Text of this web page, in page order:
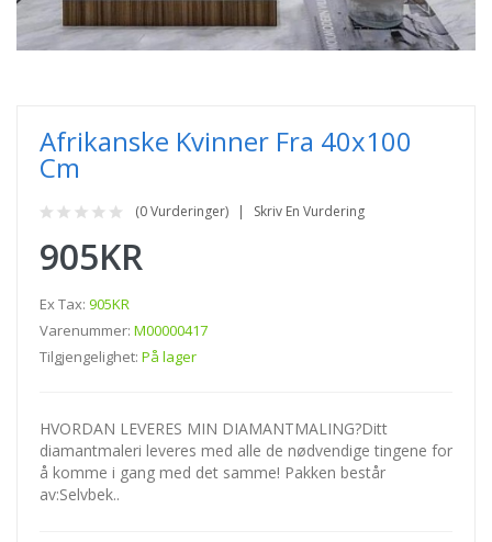
Afrikanske Kvinner Fra 40x100
Cm
(0 Vurderinger) Skriv En Vurdering
905KR
Ex Tax: 905KR
Varenummer: M00000417
Tilgjengelighet: På lager
HVORDAN LEVERES MIN DIAMANTMALING?Ditt
diamantmaleri leveres med alle de nødvendige tingene for
å komme i gang med det samme! Pakken består
av:Selvbek..